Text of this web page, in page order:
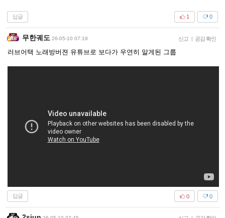
답글 0
1
무한궤도 26-05-10 07:19 신고 | 공감 확인
러브어택 노래방버젼 유튜브로 보다가 우연히 알게된 그룹
답글 0
0